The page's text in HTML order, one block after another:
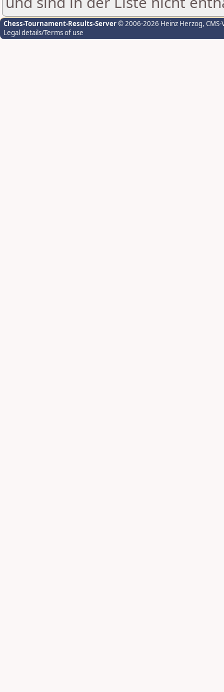
Chess-Tournament-Results-Server© 2006-2026 Heinz Herzog,
Legal details/Terms of use